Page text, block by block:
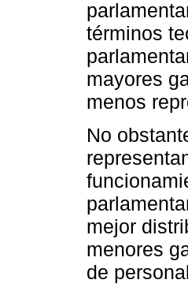
términos
mayores
menos
No
mejor
menores
de